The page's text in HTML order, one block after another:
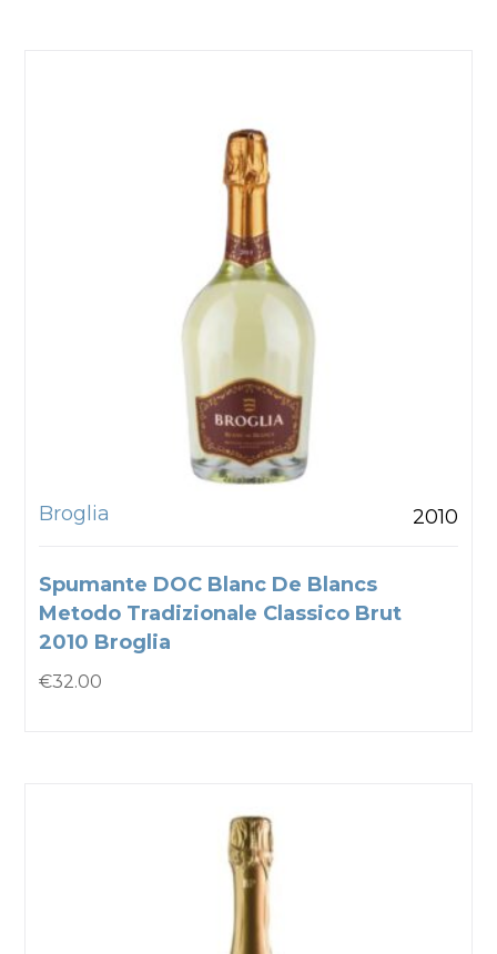
Broglia 2010
Spumante DOC Blanc De Blancs
Metodo Tradizionale Classico Brut
2010 Broglia
€32.00